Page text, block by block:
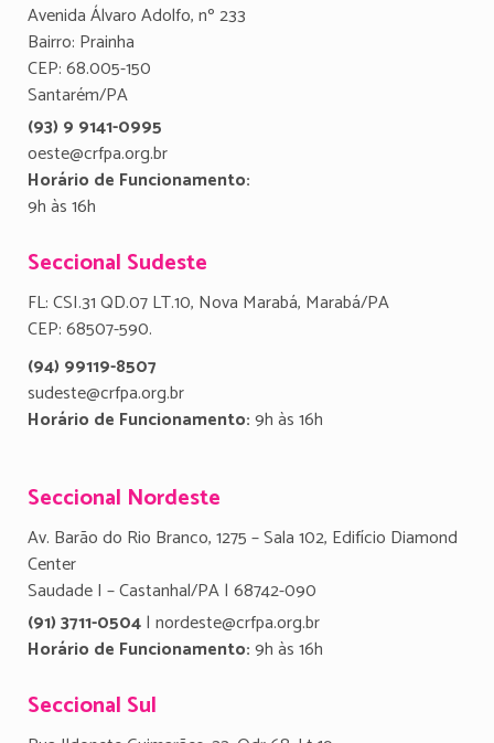
Avenida Álvaro Adolfo, nº 233
Bairro: Prainha
CEP: 68.005-150
Santarém/PA
(93) 9 9141-0995
oeste@crfpa.org.br
Horário de Funcionamento:
9h às 16h
Seccional Sudeste
FL: CSI.31 QD.07 LT.10, Nova Marabá, Marabá/PA
CEP: 68507-590.
(94) 99119-8507
sudeste@crfpa.org.br
Horário de Funcionamento:9h às 16h
Seccional Nordeste
Av. Barão do Rio Branco, 1275 – Sala 102, Edifício Diamond
Center
Saudade I – Castanhal/PA | 68742-090
(91) 3711-0504| nordeste@crfpa.org.br
Horário de Funcionamento:9h às 16h
Seccional Sul